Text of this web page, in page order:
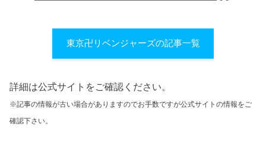
東京卍リベンジャーズの記事一覧
詳細は公式サイトをご確認ください。
※記事の情報が古い場合がありますのでお手数ですが公式サイトの情報をご
確認下さい。